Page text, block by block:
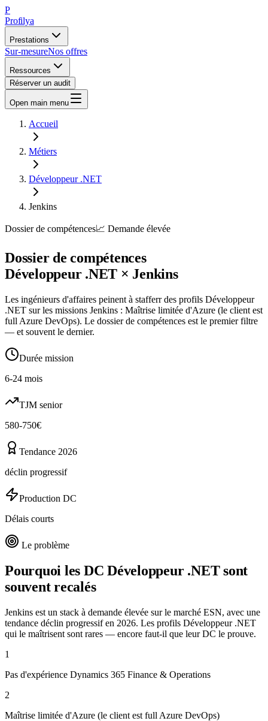
P
Profilya
Prestations
Sur-mesureNos offres
Ressources
Réserver un audit
Open main menu
Accueil
Métiers
Développeur .NET
Jenkins
Dossier de compétences📈 Demande élevée
Dossier de compétences
Développeur .NET × Jenkins
Les ingénieurs d'affaires peinent à stafferr des profils Développeur
.NET sur les missions Jenkins : Maîtrise limitée d'Azure (le client est
full Azure DevOps). Le dossier de compétences est le premier filtre
— et souvent le dernier.
Durée mission
6-24 mois
TJM senior
580-750€
Tendance 2026
déclin progressif
Production DC
Délais courts
Le problème
Pourquoi les DCDéveloppeur .NETsont
souvent recalés
Jenkins est un stack à demande élevée sur le marché ESN, avec une
tendance déclin progressif en 2026. Les profils Développeur .NET
qui le maîtrisent sont rares — encore faut-il que leur DC le prouve.
1
Pas d'expérience Dynamics 365 Finance & Operations
2
Maîtrise limitée d'Azure (le client est full Azure DevOps)